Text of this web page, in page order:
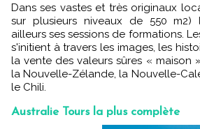
Dans ses vastes et très originaux
sur plusieurs niveaux de 550
ailleurs ses sessions de formations.
s'initient à travers les images, les
la vente des valeurs sûres « maison
la Nouvelle-Zélande, la Nouvelle-
le Chili.
Australie Tours la plus complète